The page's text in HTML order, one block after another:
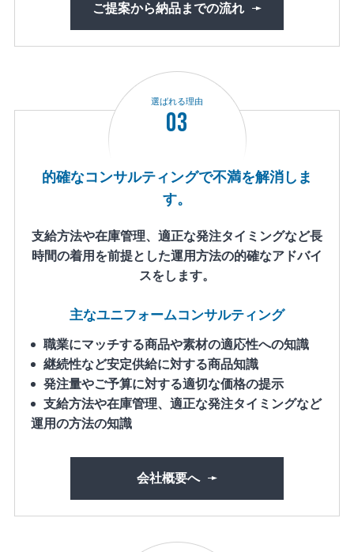
ご提案から納品までの流れ
選ばれる理由
03
的確なコンサルティングで不満を解消しま
す。
支給方法や在庫管理、適正な発注タイミングなど長
時間の着用を前提とした運用方法の的確なアドバイ
スをします。
主なユニフォームコンサルティング
職業にマッチする商品や素材の適応性への知識
継続性など安定供給に対する商品知識
発注量やご予算に対する適切な価格の提示
支給方法や在庫管理、適正な発注タイミングなど
運用の方法の知識
会社概要へ